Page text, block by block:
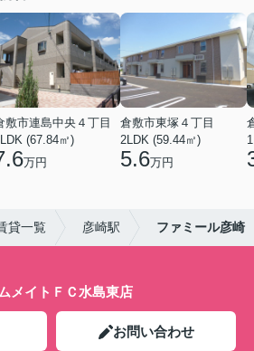
敷市連島中央４丁目
(67.84㎡)
万円
倉敷市東塚４丁目
2LDK (59.44㎡)
5.6万円
貸一覧 彦崎駅 ファミール彦崎
メイトＦＣ水島東店
お問い合わせ